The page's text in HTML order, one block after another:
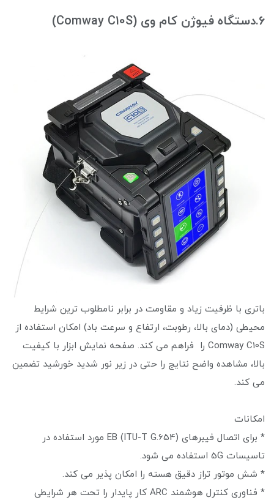
6.دستگاه فیوژن کام وی (Comway C10S)
باتری با ظرفیت زیاد و مقاومت در برابر نامطلوب ترین شرایط
محیطی (دمای بالا، رطوبت، ارتفاع و سرعت باد) امکان استفاده از
Comway C10S را فراهم می کند. صفحه نمایش ابزار با کیفیت
بالا، مشاهده واضح نتایج را حتی در زیر نور شدید خورشید تضمین
می کند.
امکانات
* برای اتصال فیبرهای EB (ITU-T G.654) مورد استفاده در
تاسیسات 5G استفاده می شود.
* شش موتور تراز دقیق هسته را امکان پذیر می کند.
* فناوری کنترل هوشمند ARC کار پایدار را تحت هر شرایطی